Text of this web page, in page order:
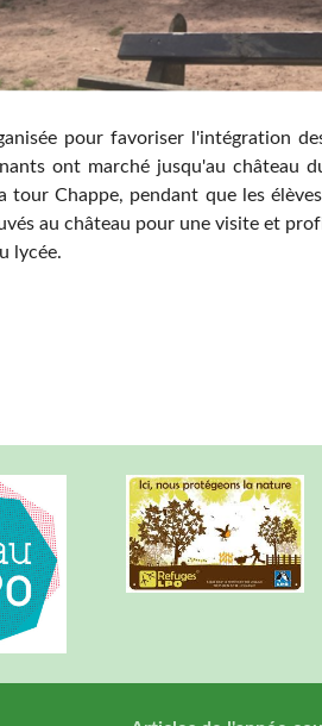
pour favoriser l'intégration
ont marché jusqu'au château
Chappe, pendant que les
au château pour une visite et
lycée.
ou BTS au lycée